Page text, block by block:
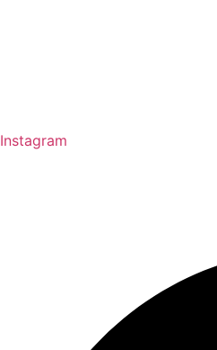
Instagram